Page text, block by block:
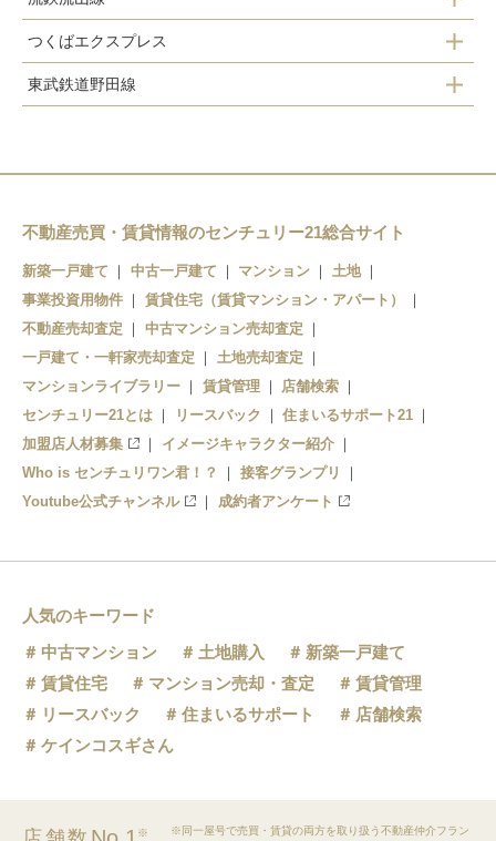
鰭ヶ崎駅
平和台駅
つくばエクスプレス
南流山駅
東武鉄道野田線
初石駅
江戸川台駅
運河駅
不動産売買・賃貸情報のセンチュリー21総合サイト
新築一戸建て 中古一戸建て マンション
土地
事業投資用物件
賃貸住宅（賃貸マンション・アパート）
不動産売却査定
中古マンション売却査定
一戸建て・一軒家売却査定
土地売却査定
マンションライブラリー
賃貸管理
店舗検索
センチュリー21とは
リースバック
住まいるサポート21
加盟店人材募集
イメージキャラクター紹介
Who is センチュリワン君！？
接客グランプリ
Youtube公式チャンネル
成約者アンケート
人気のキーワード
中古マンション
土地購入
新築一戸建て
賃貸住宅
マンション売却・査定
賃貸管理
リースバック
住まいるサポート
店舗検索
ケインコスギさん
※ ※同一屋号で売買・賃貸の両方を取り扱う不動産仲介フラン